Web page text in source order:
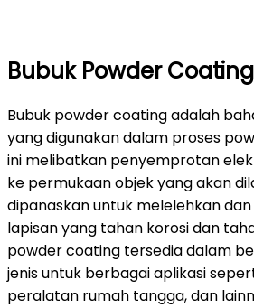
Bubuk Powder Coating
Bubuk powder coating adalah
yang digunakan dalam proses
ini melibatkan penyemprotan
ke permukaan objek yang akan
dipanaskan untuk melelehkan
lapisan yang tahan korosi dan
powder coating tersedia dalam
jenis untuk berbagai aplikasi
peralatan rumah tangga, dan